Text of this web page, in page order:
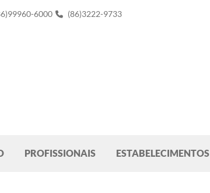
6000 (86)3222-9733
PROFISSIONAIS ESTABELECIMENTOS